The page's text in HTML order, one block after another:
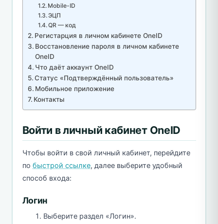
Mobile-ID
ЭЦП
QR — код
Регистарция в личном кабинете OneID
Восстановление пароля в личном кабинете
OneID
Что даёт аккаунт OneID
Статус «Подтверждённый пользователь»
Мобильное приложение
Контакты
Войти в личный кабинет OneID
Чтобы войти в свой личный кабинет, перейдите
по быстрой ссылке, далее выберите удобный
способ входа:
Логин
Выберите раздел «Логин».